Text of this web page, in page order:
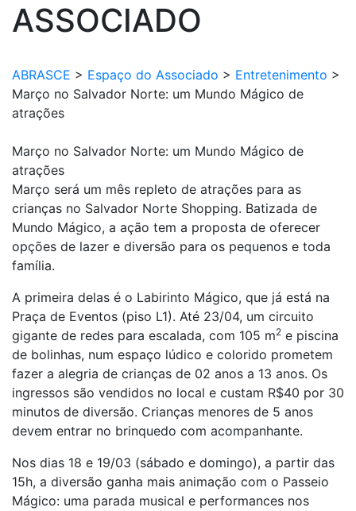
ASSOCIADO
ABRASCE > Espaço do Associado > Entretenimento >
Março no Salvador Norte: um Mundo Mágico de
atrações
Março no Salvador Norte: um Mundo Mágico de
atrações
Março será um mês repleto de atrações para as
crianças no Salvador Norte Shopping. Batizada de
Mundo Mágico, a ação tem a proposta de oferecer
opções de lazer e diversão para os pequenos e toda
família.
A primeira delas é o Labirinto Mágico, que já está na
Praça de Eventos (piso L1). Até 23/04, um circuito
gigante de redes para escalada, com 105 m2 e piscina
de bolinhas, num espaço lúdico e colorido prometem
fazer a alegria de crianças de 02 anos a 13 anos. Os
ingressos são vendidos no local e custam R$40 por 30
minutos de diversão. Crianças menores de 5 anos
devem entrar no brinquedo com acompanhante.
Nos dias 18 e 19/03 (sábado e domingo), a partir das
15h, a diversão ganha mais animação com o Passeio
Mágico: uma parada musical e performances nos